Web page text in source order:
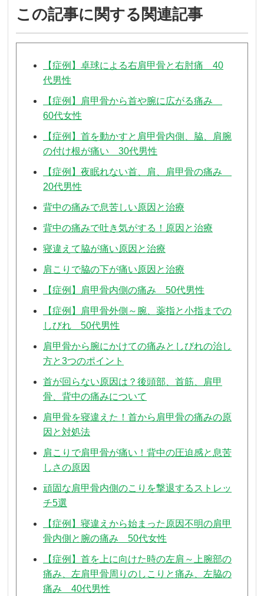
この記事に関する関連記事
【症例】卓球による右肩甲骨と右肘痛 40
代男性
【症例】肩甲骨から首や腕に広がる痛み
60代女性
【症例】首を動かすと肩甲骨内側、脇、肩腕
の付け根が痛い 30代男性
【症例】夜眠れない首、肩、肩甲骨の痛み
20代男性
背中の痛みで息苦しい原因と治療
背中の痛みで吐き気がする！原因と治療
寝違えて脇が痛い原因と治療
肩こりで脇の下が痛い原因と治療
【症例】肩甲骨内側の痛み 50代男性
【症例】肩甲骨外側～腕、薬指と小指までの
しびれ 50代男性
肩甲骨から腕にかけての痛みとしびれの治し
方と3つのポイント
首が回らない原因は？後頭部、首筋、肩甲
骨、背中の痛みについて
肩甲骨を寝違えた！首から肩甲骨の痛みの原
因と対処法
肩こりで肩甲骨が痛い！背中の圧迫感と息苦
しさの原因
頑固な肩甲骨内側のこりを撃退するストレッ
チ5選
【症例】寝違えから始まった原因不明の肩甲
骨内側と腕の痛み 50代女性
【症例】首を上に向けた時の左肩～上腕部の
痛み、左肩甲骨周りのしこりと痛み、左脇の
痛み 40代男性